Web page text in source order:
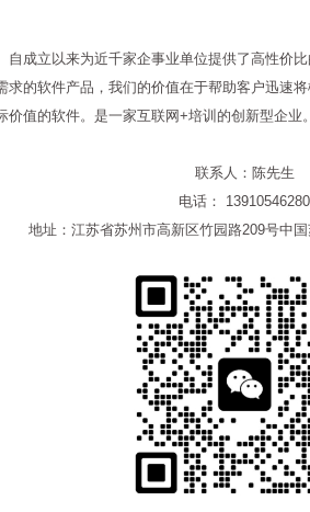
成立以来为近千家企事业单位提供了高性
的软件产品，我们的价值在于帮助客户迅速
值的软件。是一家互联网+培训的创新型企业。
联系人：陈先生
电话： 13910546280
地址：江苏省苏州市高新区竹园路209号中